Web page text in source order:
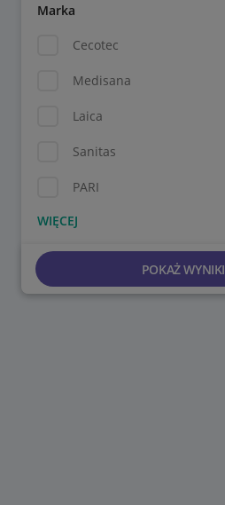
Marka
Cecotec
Medisana
Laica
Sanitas
PARI
POKAŻ WYNIKI